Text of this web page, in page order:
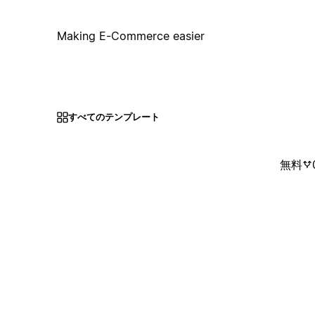
Making E-Commerce easier
すべてのテンプレート
無料